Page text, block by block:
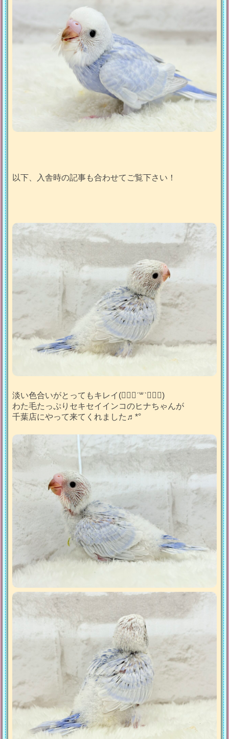
以下、入舎時の記事も合わせてご覧下さい！
淡い色合いがとってもキレイ(๑⃙⃘ˊ꒳​ˋ๑⃙⃘)
わた毛たっぷりセキセイインコのヒナちゃんが
千葉店にやって来てくれました♬*°